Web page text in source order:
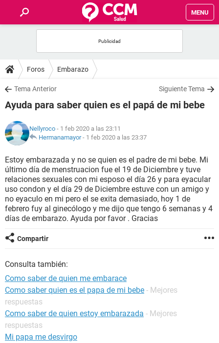
MENU
FOROS
SALUD
FAMILIA
NUTRICIÓN
BIENESTAR
SEXUALIDAD
GLOSARIO
Foros Embarazo
Tema Anterior Siguiente Tema
Ayuda para saber quien es el papá de mi bebe
Nellyroco - 1 feb 2020 a las 23:11
Hermanamayor- 1 feb 2020 a las 23:37
Estoy embarazada y no se quien es el padre de mi bebe. Mi
último día de menstruacion fue el 19 de Diciembre y tuve
relaciones sexuales con mi esposo el día 26 y para eyacular
uso condon y el día 29 de Diciembre estuve con un amigo y
no eyaculo en mi pero el se exita demasiado, hoy 1 de
febrero fuy al ginecólogo y me dijo que tengo 6 semanas y 4
días de embarazo. Ayuda por favor . Gracias
Compartir
Consulta también:
Como saber de quien me embarace
Como saber quien es el papa de mi bebe - Mejores
respuestas
Como saber de quien estoy embarazada - Mejores
respuestas
Mi papa me desvirgo